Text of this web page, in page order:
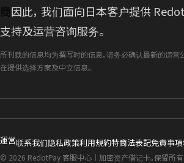
因此， 我们面向日本客户提供
支持及运营咨询服务。
所刊载的信息均为撰写时的信息，请务必确认最新的运营
在提供选择方案及中立信息。
運営联系我们隐私政策利用規約特商法表記免責事項
© 2026 RedotPay 客服中心｜加密资产借记卡。保留所有